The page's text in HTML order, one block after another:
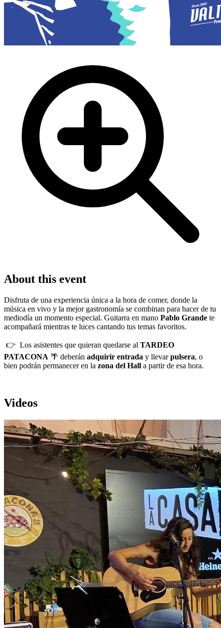
About this event
Disfruta de una experiencia única a la hora de comer, donde la
música en vivo y la mejor gastronomía se combinan para hacer de tu
mediodía un momento especial. Guitarra en mano Pablo Grande te
acompañará mientras te luces cantando tus temas favoritos.
👉 Los asistentes que quieran quedarse al TARDEO
PATACONA 🌴 deberán adquirir entrada y llevarpulsera, o
bien podrán permanecer en la zona del Hall a partir de esa hora.
Videos